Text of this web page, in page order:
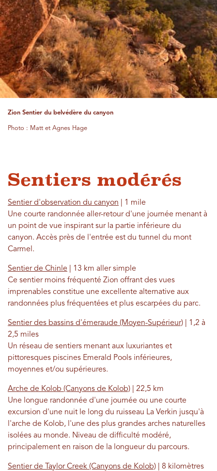
Zion Sentier du belvédère du canyon
Photo : Matt et Agnes Hage
Sentiers modérés
Sentier d'observation du canyon | 1 mile
Une courte randonnée aller-retour d'une journée menant à
un point de vue inspirant sur la partie inférieure du
canyon. Accès près de l'entrée est du tunnel du mont
Carmel.
Sentier de Chinle | 13 km aller simple
Ce sentier moins fréquenté Zion offrant des vues
imprenables constitue une excellente alternative aux
randonnées plus fréquentées et plus escarpées du parc.
Sentier des bassins d'émeraude (Moyen-Supérieur) | 1,2 à
2,5 miles
Un réseau de sentiers menant aux luxuriantes et
pittoresques piscines Emerald Pools inférieures,
moyennes et/ou supérieures.
Arche de Kolob (Canyons de Kolob) | 22,5 km
Une longue randonnée d'une journée ou une courte
excursion d'une nuit le long du ruisseau La Verkin jusqu'à
l'arche de Kolob, l'une des plus grandes arches naturelles
isolées au monde. Niveau de difficulté modéré,
principalement en raison de la longueur du parcours.
Sentier de Taylor Creek (Canyons de Kolob) | 8 kilomètres